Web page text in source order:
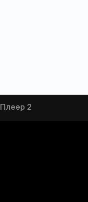
Плеер 2